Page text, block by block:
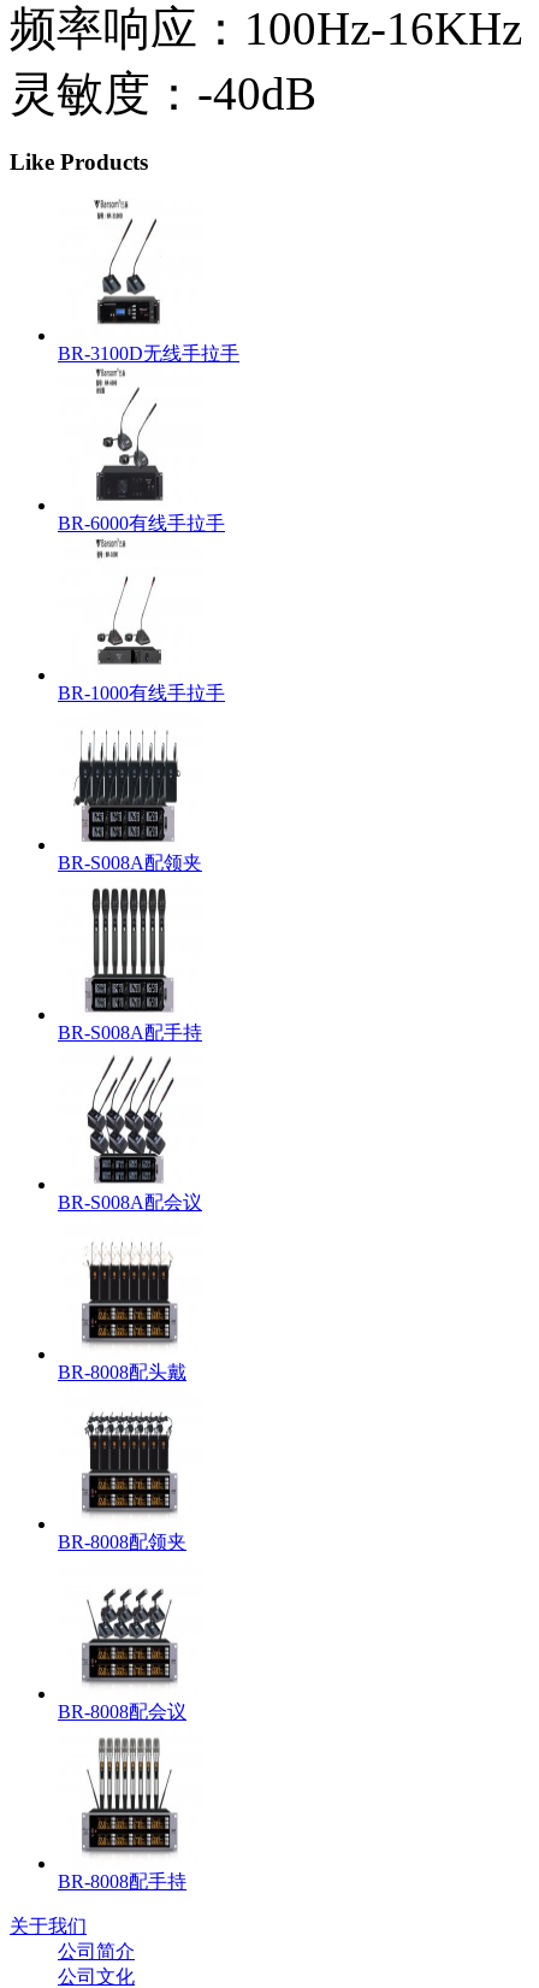
频率响应：100Hz-16KHz
灵敏度：-40dB
Like Products
BR-3100D无线手拉手
BR-6000有线手拉手
BR-1000有线手拉手
BR-S008A配领夹
BR-S008A配手持
BR-S008A配会议
BR-8008配头戴
BR-8008配领夹
BR-8008配会议
BR-8008配手持
关于我们
公司简介
公司文化